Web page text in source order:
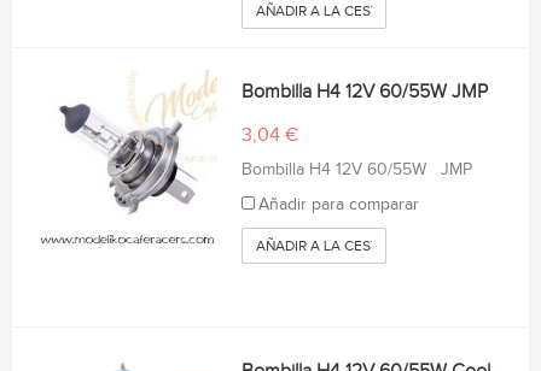
AÑADIR A LA CESTA
Bombilla H4 12V 60/55W JMP
3,04 €
Bombilla H4 12V 60/55W JMP
Añadir para comparar
AÑADIR A LA CESTA